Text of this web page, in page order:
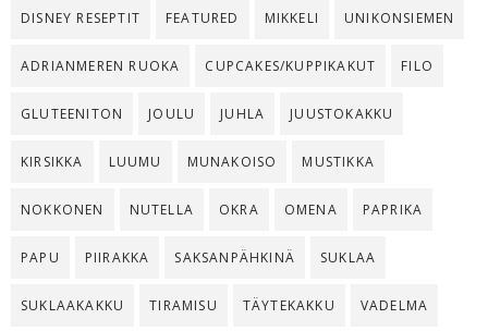
DISNEY RESEPTIT FEATURED MIKKELI UNIKONSIEMEN
ADRIANMEREN RUOKA CUPCAKES/KUPPIKAKUT FILO
GLUTEENITON JOULU JUHLA JUUSTOKAKKU
KIRSIKKA LUUMU MUNAKOISO MUSTIKKA
NOKKONEN NUTELLA OKRA OMENA PAPRIKA
PAPU PIIRAKKA SAKSANPÄHKINÄ SUKLAA
SUKLAAKAKKU TIRAMISU TÄYTEKAKKU VADELMA